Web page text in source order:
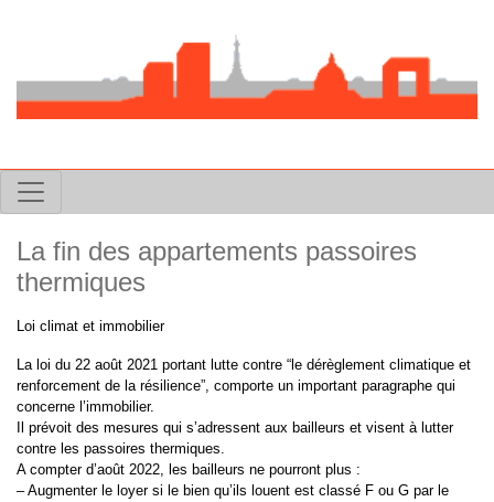
La fin des appartements passoires
thermiques
Loi climat et immobilier
La loi du 22 août 2021 portant lutte contre “le dérèglement climatique et
renforcement de la résilience”, comporte un important paragraphe qui
concerne l’immobilier.
Il prévoit des mesures qui s’adressent aux bailleurs et visent à lutter
contre les passoires thermiques.
A compter d’août 2022, les bailleurs ne pourront plus :
– Augmenter le loyer si le bien qu’ils louent est classé F ou G par le